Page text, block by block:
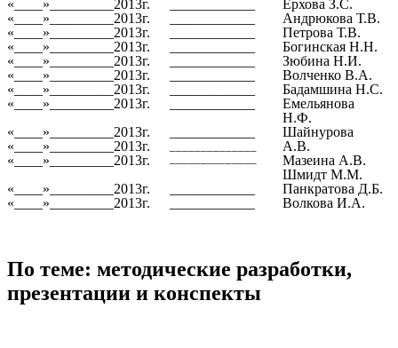
«____»_________2013г.
Ерхова З.С.
«____»_________2013г.
Андрюкова Т.В.
«____»_________2013г.
Петрова Т.В.
«____»_________2013г.
Богинская Н.Н.
«____»_________2013г.
Зюбина Н.И.
«____»_________2013г.
Волченко В.А.
«____»_________2013г.
Бадамшина Н.С.
«____»_________2013г.
Емельянова
Н.Ф.
«____»_________2013г.
«____»_________2013г.
«____»_________2013г.
Шайнурова
А.В.
Мазеина А.В.
Шмидт М.М.
«____»_________2013г.
Панкратова Д.Б.
«____»_________2013г.
Волкова И.А.
По теме: методические разработки,
презентации и конспекты